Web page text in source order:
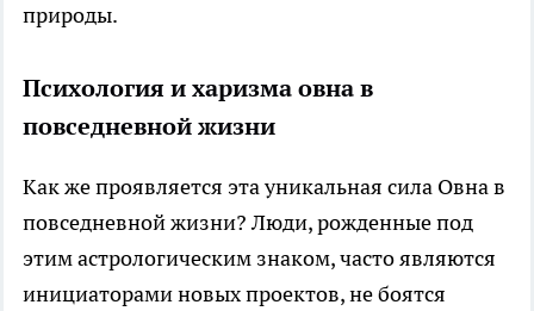
природы.
Психология и харизма овна в
повседневной жизни
Как же проявляется эта уникальная сила Овна в
повседневной жизни? Люди, рожденные под
этим астрологическим знаком, часто являются
инициаторами новых проектов, не боятся